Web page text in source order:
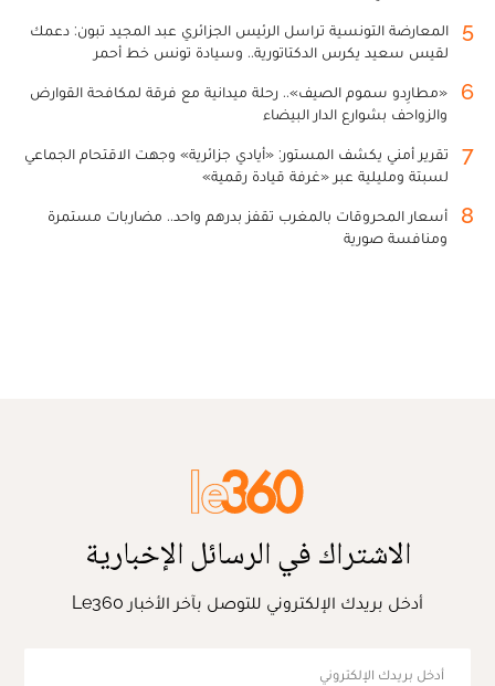
5
المعارضة التونسية تراسل الرئيس الجزائري عبد المجيد تبون: دعمك
لقيس سعيد يكرس الدكتاتورية.. وسيادة تونس خط أحمر
6
«مطارِدو سموم الصيف».. رحلة ميدانية مع فرقة لمكافحة القوارض
والزواحف بشوارع الدار البيضاء
7
تقرير أمني يكشف المستور: «أيادي جزائرية» وجهت الاقتحام الجماعي
لسبتة ومليلية عبر «غرفة قيادة رقمية»
8
أسعار المحروقات بالمغرب تقفز بدرهم واحد.. مضاربات مستمرة
ومنافسة صورية
الاشتراك في الرسائل الإخبارية
أدخل بريدك الإلكتروني للتوصل بآخر الأخبار Le360